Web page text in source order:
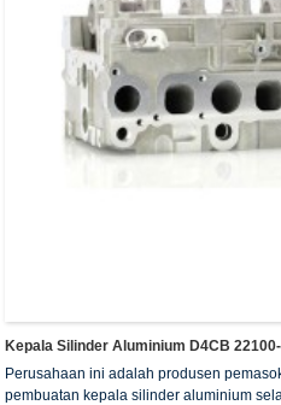
Kepala Silinder Aluminium D4CB
Perusahaan ini adalah produsen
pembuatan kepala silinder aluminium